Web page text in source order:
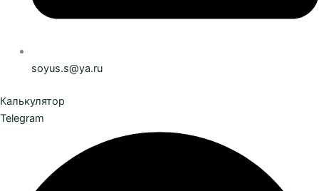
soyus.s@ya.ru
Калькулятор
Telegram